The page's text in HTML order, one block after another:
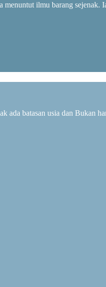
ilmu barang sejenak.
ada batasan usia dan Bukan